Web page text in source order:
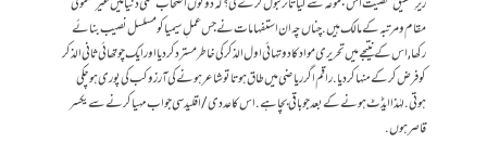
مقام و مرتبہ کے مالک ہیں.چناں چہ ان استفہامات نے جس عملِ سیمیا کو مسلسل نصیب بنائے
رکھا, اس کے نتیجے میں تحریری مواد کا دو تہائی اول الذکر کی خاطر مسترد کردیا اور ایک چوتھائی ثانی الذکر
کو فرض کرکے منہا کردیا. راقم اگر ریاضی میں طاق ہوتا تو شاعر ہونے کی آرزو کب کی پوری ہوچکی
ہوتی. لہٰذا ایڈٹ ہونے کے بعد جو باقی بچا ہے. اس کا عددی/ اقلیدسی جواب مہیا کرنے سے یکسر
قاصر ہوں.